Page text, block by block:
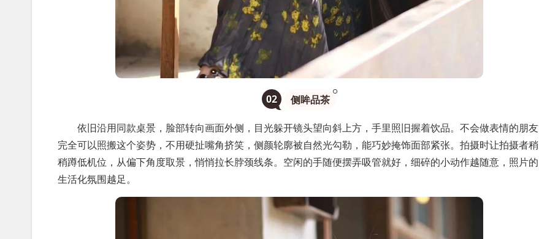
02 侧眸品茶
依旧沿用同款桌景，脸部转向画面外侧，目光躲开镜头望向斜上方，手里照旧握着饮品。不会做表情的朋友
完全可以照搬这个姿势，不用硬扯嘴角挤笑，侧颜轮廓被自然光勾勒，能巧妙掩饰面部紧张。拍摄时让拍摄者稍
稍蹲低机位，从偏下角度取景，悄悄拉长脖颈线条。空闲的手随便摆弄吸管就好，细碎的小动作越随意，照片的
生活化氛围越足。